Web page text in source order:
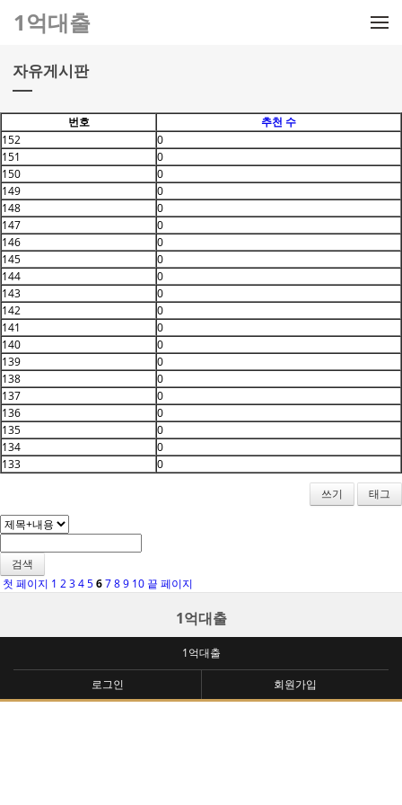
1억대출
자유게시판
번호
추천 수
152
0
151
0
150
0
149
0
148
0
147
0
146
0
145
0
144
0
143
0
142
0
141
0
140
0
139
0
138
0
137
0
136
0
135
0
134
0
133
0
쓰기
태그
검색
첫 페이지 1 23456789 10 끝 페이지
1억대출
1억대출
로그인 회원가입